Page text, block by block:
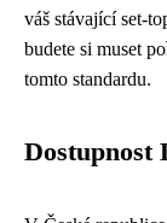
váš stávající set-
budete si muset
tomto standardu.
Dostupnost